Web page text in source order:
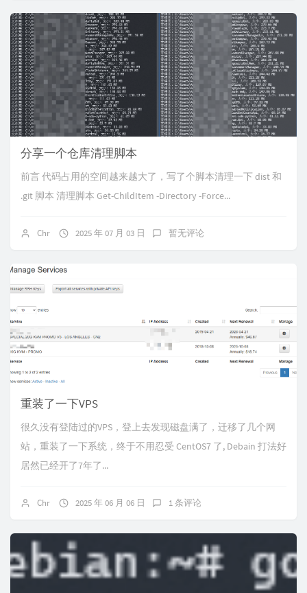
分享一个仓库清理脚本
前言 代码占用的空间越来越大了，写了个脚本清理一下 dist 和
.git 脚本 清理脚本 Get-ChildItem -Directory -Force...
Chr 2025 年 07 月 03 日 暂无评论
重装了一下VPS
很久没有登陆过的VPS，登上去发现磁盘满了，迁移了几个网
站，重装了一下系统，终于不用忍受 CentOS7 了, Debain 打法好
居然已经开了7年了...
Chr 2025 年 06 月 06 日 1 条评论